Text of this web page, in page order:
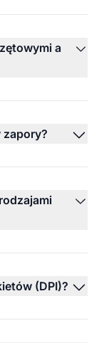
a
zapory?
(DPI)?